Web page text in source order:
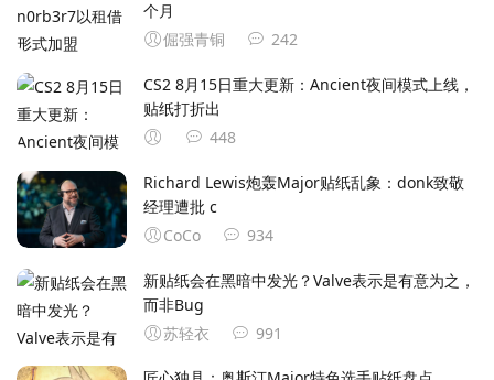
个月
倔强青铜
242
CS2 8月15日重大更新：Ancient夜间模式上线，
贴纸打折出
448
Richard Lewis炮轰Major贴纸乱象：donk致敬
经理遭批 c
CoCo
934
新贴纸会在黑暗中发光？Valve表示是有意为之，
而非Bug
苏轻衣
991